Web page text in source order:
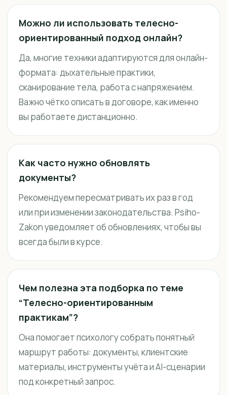
Можно ли использовать телесно-
ориентированный подход онлайн?
Да, многие техники адаптируются для онлайн-
формата: дыхательные практики,
сканирование тела, работа с напряжением.
Важно чётко описать в договоре, как именно
вы работаете дистанционно.
Как часто нужно обновлять
документы?
Рекомендуем пересматривать их раз в год
или при изменении законодательства. Psiho-
Zakon уведомляет об обновлениях, чтобы вы
всегда были в курсе.
Чем полезна эта подборка по теме
“Телесно-ориентированным
практикам”?
Она помогает психологу собрать понятный
маршрут работы: документы, клиентские
материалы, инструменты учёта и AI-сценарии
под конкретный запрос.